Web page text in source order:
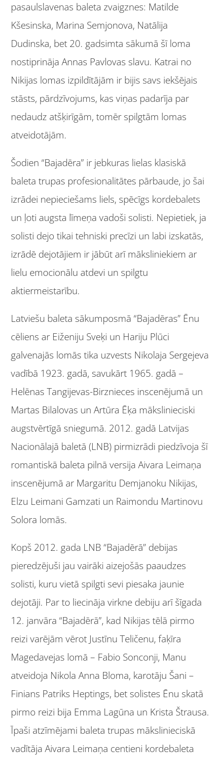
pasaulslavenas baleta zvaigznes: Matilde
Kšesinska, Marina Semjonova, Natālija
Dudinska, bet 20. gadsimta sākumā šī loma
nostiprināja Annas Pavlovas slavu. Katrai no
Nikijas lomas izpildītājām ir bijis savs iekšējais
stāsts, pārdzīvojums, kas viņas padarīja par
nedaudz atšķirīgām, tomēr spilgtām lomas
atveidotājām.
Šodien “Bajadēra” ir jebkuras lielas klasiskā
baleta trupas profesionalitātes pārbaude, jo šai
izrādei nepieciešams liels, spēcīgs kordebalets
un ļoti augsta līmeņa vadoši solisti. Nepietiek, ja
solisti dejo tikai tehniski precīzi un labi izskatās,
izrādē dejotājiem ir jābūt arī māksliniekiem ar
lielu emocionālu atdevi un spilgtu
aktiermeistarību.
Latviešu baleta sākumposmā “Bajadēras” Ēnu
cēliens ar Eiženiju Sveķi un Hariju Plūci
galvenajās lomās tika uzvests Nikolaja Sergejeva
vadībā 1923. gadā, savukārt 1965. gadā –
Helēnas Tangijevas-Birznieces inscenējumā un
Martas Bilalovas un Artūra Ēķa mākslinieciski
augstvērtīgā sniegumā. 2012. gadā Latvijas
Nacionālajā baletā (LNB) pirmizrādi piedzīvoja šī
romantiskā baleta pilnā versija Aivara Leimaņa
inscenējumā ar Margaritu Demjanoku Nikijas,
Elzu Leimani Gamzati un Raimondu Martinovu
Solora lomās.
Kopš 2012. gada LNB “Bajadērā” debijas
pieredzējuši jau vairāki aizejošās paaudzes
solisti, kuru vietā spilgti sevi piesaka jaunie
dejotāji. Par to liecināja virkne debiju arī šīgada
12. janvāra “Bajadērā”, kad Nikijas tēlā pirmo
reizi varējām vērot Justīnu Teličenu, faķīra
Magedavejas lomā – Fabio Sonconji, Manu
atveidoja Nikola Anna Bloma, karotāju Šani –
Finians Patriks Heptings, bet solistes Ēnu skatā
pirmo reizi bija Emma Lagūna un Krista Štrausa.
Īpaši atzīmējami baleta trupas mākslinieciskā
vadītāja Aivara Leimaņa centieni kordebaleta